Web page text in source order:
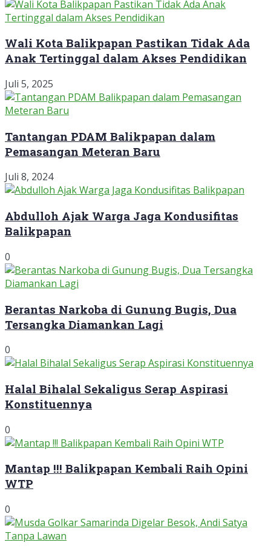
Wali Kota Balikpapan Pastikan Tidak Ada
Anak Tertinggal dalam Akses Pendidikan
Juli 5, 2025
Tantangan PDAM Balikpapan dalam
Pemasangan Meteran Baru
Juli 8, 2024
Abdulloh Ajak Warga Jaga Kondusifitas
Balikpapan
0
Berantas Narkoba di Gunung Bugis, Dua
Tersangka Diamankan Lagi
0
Halal Bihalal Sekaligus Serap Aspirasi
Konstituennya
0
Mantap !!! Balikpapan Kembali Raih Opini
WTP
0